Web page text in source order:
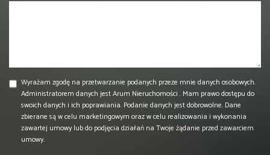
Wyrażam zgodę na przetwarzanie podanych przeze mnie danych osobowych.
Administratorem danych jest Arum Nieruchomości . Mam prawo dostępu do
swoich danych i ich poprawiania. Podanie danych jest dobrowolne. Dane
zbierane są w celu marketingowym oraz w celu realizowania i wykonania
zawartej umowy lub do podjęcia działań na Twoje żądanie przed zawarciem
umowy.